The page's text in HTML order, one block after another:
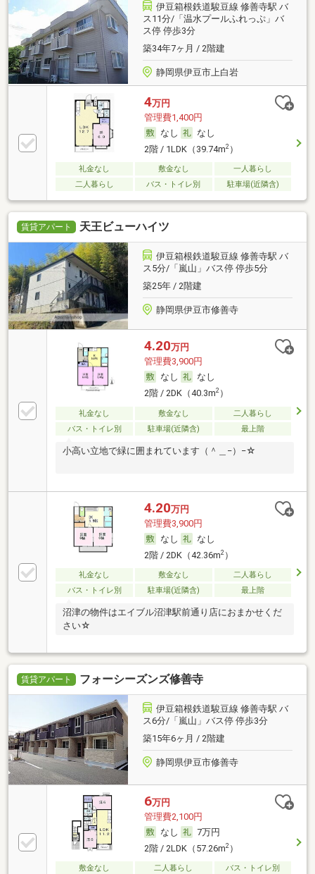
伊豆箱根鉄道駿豆線 修善寺駅 バ
ス11分/「温水プールふれっぷ」バ
ス停 停歩3分
築34年7ヶ月 / 2階建
静岡県伊豆市上白岩
4万円
管理費1,400円
なし
なし
2階 / 1LDK（39.74m2）
礼金なし 敷金なし
一人暮らし
二人暮らし
バス・トイレ別 駐車場(近隣含)
賃貸アパート 天王ビューハイツ
伊豆箱根鉄道駿豆線 修善寺駅 バ
ス5分/「嵐山」バス停 停歩5分
築25年 / 2階建
静岡県伊豆市修善寺
4.20万円
管理費3,900円
なし
なし
2階 / 2DK（40.3m2）
礼金なし 敷金なし
二人暮らし
バス・トイレ別
駐車場(近隣含) 最上階
小高い立地で緑に囲まれています（＾＿−）−☆
4.20万円
管理費3,900円
なし
なし
2階 / 2DK（42.36m2）
礼金なし 敷金なし
二人暮らし
バス・トイレ別
駐車場(近隣含) 最上階
沼津の物件はエイブル沼津駅前通り店におまかせくだ
さい☆
賃貸アパート フォーシーズンズ修善寺
伊豆箱根鉄道駿豆線 修善寺駅 バ
ス6分/「嵐山」バス停 停歩3分
築15年6ヶ月 / 2階建
静岡県伊豆市修善寺
6万円
管理費2,100円
なし
7万円
2階 / 2LDK（57.26m2）
敷金なし 二人暮らし
バス・トイレ別